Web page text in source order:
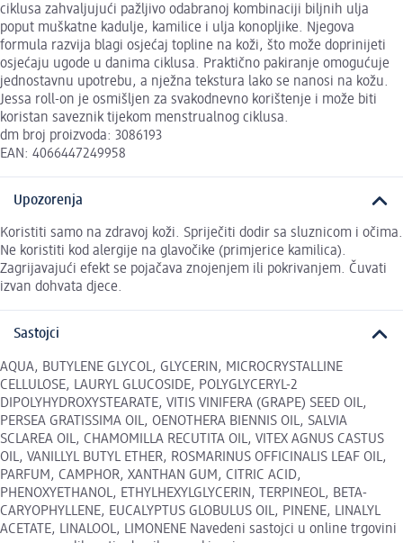
ciklusa zahvaljujući pažljivo odabranoj kombinaciji biljnih ulja
poput muškatne kadulje, kamilice i ulja konopljike. Njegova
formula razvija blagi osjećaj topline na koži, što može doprinijeti
osjećaju ugode u danima ciklusa. Praktično pakiranje omogućuje
jednostavnu upotrebu, a nježna tekstura lako se nanosi na kožu.
Jessa roll-on je osmišljen za svakodnevno korištenje i može biti
koristan saveznik tijekom menstrualnog ciklusa.
dm broj proizvoda: 3086193
EAN: 4066447249958
Upozorenja
Koristiti samo na zdravoj koži. Spriječiti dodir sa sluznicom i očima.
Ne koristiti kod alergije na glavočike (primjerice kamilica).
Zagrijavajući efekt se pojačava znojenjem ili pokrivanjem. Čuvati
izvan dohvata djece.
Sastojci
AQUA, BUTYLENE GLYCOL, GLYCERIN, MICROCRYSTALLINE
CELLULOSE, LAURYL GLUCOSIDE, POLYGLYCERYL-2
DIPOLYHYDROXYSTEARATE, VITIS VINIFERA (GRAPE) SEED OIL,
PERSEA GRATISSIMA OIL, OENOTHERA BIENNIS OIL, SALVIA
SCLAREA OIL, CHAMOMILLA RECUTITA OIL, VITEX AGNUS CASTUS
OIL, VANILLYL BUTYL ETHER, ROSMARINUS OFFICINALIS LEAF OIL,
PARFUM, CAMPHOR, XANTHAN GUM, CITRIC ACID,
PHENOXYETHANOL, ETHYLHEXYLGLYCERIN, TERPINEOL, BETA-
CARYOPHYLLENE, EUCALYPTUS GLOBULUS OIL, PINENE, LINALYL
ACETATE, LINALOOL, LIMONENE Navedeni sastojci u online trgovini